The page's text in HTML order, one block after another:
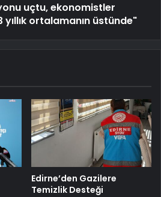
uçtu, ekonomistler
ortalamanın üstünde"
Edirne’den Gazilere
Temizlik Desteği